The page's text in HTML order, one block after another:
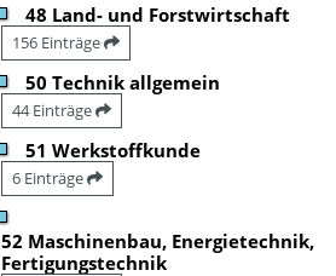
48 Land- und Forstwirtschaft
156 Einträge
50 Technik allgemein
44 Einträge
51 Werkstoffkunde
6 Einträge
52 Maschinenbau, Energietechnik,
Fertigungstechnik